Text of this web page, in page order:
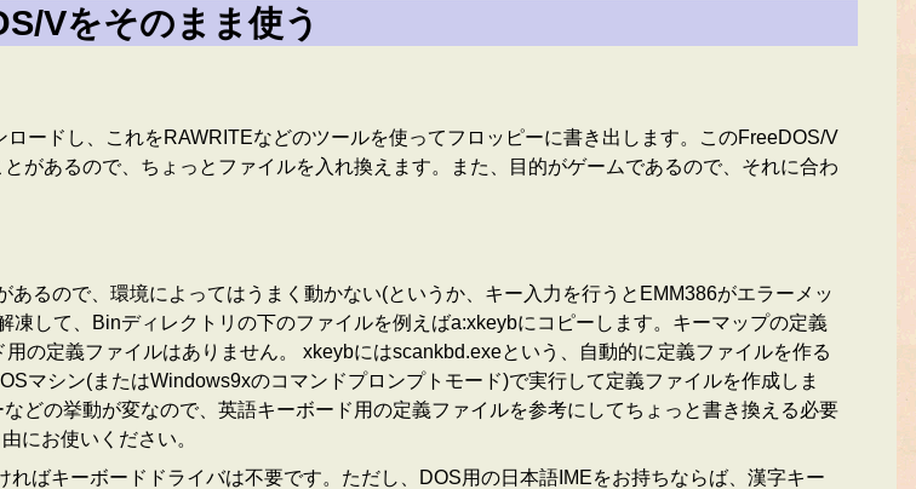
Vをそのまま使う
ードし、これをRAWRITEなどのツールを使ってフロッピーに書き出します。このFreeDOS/V
があるので、ちょっとファイルを入れ換えます。また、目的がゲームであるので、それに合わ
るので、環境によってはうまく動かない(というか、キー入力を行うとEMM386がエラーメッ
凍して、Binディレクトリの下のファイルを例えばa:xkeybにコピーします。キーマップの定義
の定義ファイルはありません。 xkeybにはscankbd.exeという、自動的に定義ファイルを作る
マシン(またはWindows9xのコマンドプロンプトモード)で実行して定義ファイルを作成しま
どの挙動が変なので、英語キーボード用の定義ファイルを参考にしてちょっと書き換える必要
にお使いください。
ばキーボードドライバは不要です。ただし、DOS用の日本語IMEをお持ちならば、漢字キー